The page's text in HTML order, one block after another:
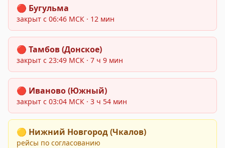
🔴 Закрыт:
Бугульма
закрыт с 06:46 МСК · 12 мин
🔴 Закрыт:
Тамбов (Донское)
закрыт с 23:49 МСК · 7 ч 9 мин
🔴 Закрыт:
Иваново (Южный)
закрыт с 03:04 МСК · 3 ч 54 мин
🟡 Частично:
Нижний Новгород (Чкалов)
рейсы по согласованию